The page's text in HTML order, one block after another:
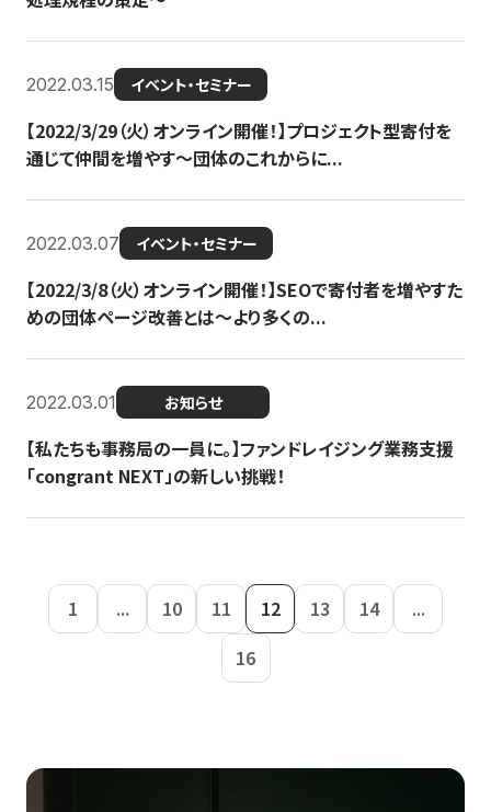
2022.03.15 イベント・セミナー
【2022/3/29（火）オンライン開催！】プロジェクト型寄付を
通じて仲間を増やす～団体のこれからに...
2022.03.07 イベント・セミナー
【2022/3/8（火）オンライン開催！】SEOで寄付者を増やすた
めの団体ページ改善とは～より多くの...
2022.03.01 お知らせ
【私たちも事務局の一員に。】ファンドレイジング業務支援
「congrant NEXT」の新しい挑戦！
1 ... 10 11 12 13 14
...
16